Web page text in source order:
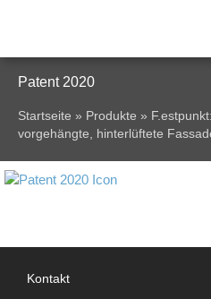
Patent 2020
Startseite » Produkte »
vorgehängte, hinterlüftete
Kontakt